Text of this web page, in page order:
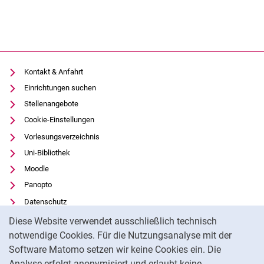
Diese Website verwendet ausschließlich technisch
notwendige Cookies. Für die Nutzungsanalyse mit der
Software Matomo setzen wir keine Cookies ein. Die
Kontakt & Anfahrt
Einrichtungen suchen
Stellenangebote
Cookie-Einstellungen
Vorlesungsverzeichnis
Uni-Bibliothek
Moodle
Panopto
Datenschutz
Barrierefreiheit
Transparenter KI-Einsatz
Impressum